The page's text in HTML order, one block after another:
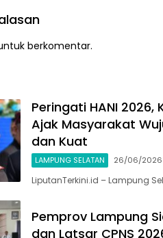
berkomentar.
Peringati HANI 2026,
Ajak Masyarakat
dan Kuat
LAMPUNG SELATAN 26/06/2026
LiputanTerkini.id – Lampung
Pemprov Lampung
dan Latsar CPNS